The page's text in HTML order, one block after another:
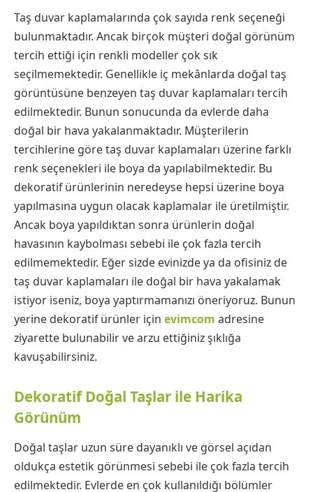
Taş duvar kaplamalarında çok sayıda renk seçeneği
bulunmaktadır. Ancak birçok müşteri doğal görünüm
tercih ettiği için renkli modeller çok sık
seçilmemektedir. Genellikle iç mekânlarda doğal taş
görüntüsüne benzeyen taş duvar kaplamaları tercih
edilmektedir. Bunun sonucunda da evlerde daha
doğal bir hava yakalanmaktadır. Müşterilerin
tercihlerine göre taş duvar kaplamaları üzerine farklı
renk seçenekleri ile boya da yapılabilmektedir. Bu
dekoratif ürünlerinin neredeyse hepsi üzerine boya
yapılmasına uygun olacak kaplamalar ile üretilmiştir.
Ancak boya yapıldıktan sonra ürünlerin doğal
havasının kaybolması sebebi ile çok fazla tercih
edilmemektedir. Eğer sizde evinizde ya da ofisiniz de
taş duvar kaplamaları ile doğal bir hava yakalamak
istiyor iseniz, boya yaptırmamanızı öneriyoruz. Bunun
yerine dekoratif ürünler için evimcom adresine
ziyarette bulunabilir ve arzu ettiğiniz şıklığa
kavuşabilirsiniz.
Dekoratif Doğal Taşlar ile Harika
Görünüm
Doğal taşlar uzun süre dayanıklı ve görsel açıdan
oldukça estetik görünmesi sebebi ile çok fazla tercih
edilmektedir. Evlerde en çok kullanıldığı bölümler